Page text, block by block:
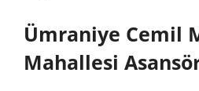
Ümraniye Cemil
Mahallesi